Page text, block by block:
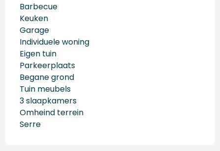
Barbecue
Keuken
Garage
Individuele woning
Eigen tuin
Parkeerplaats
Begane grond
Tuin meubels
3 slaapkamers
Omheind terrein
Serre